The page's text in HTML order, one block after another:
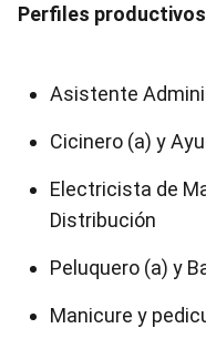
Perfiles productivos
Asistente
Cicinero (a) y
Electricista de
Distribución
Peluquero (a) y
Manicure y